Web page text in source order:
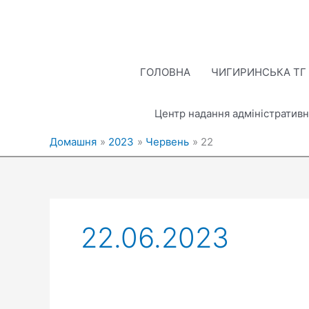
ГОЛОВНА ЧИГИРИНСЬКА ТГ
Центр надання
Домашня 2023 Червень 22
22.06.2023